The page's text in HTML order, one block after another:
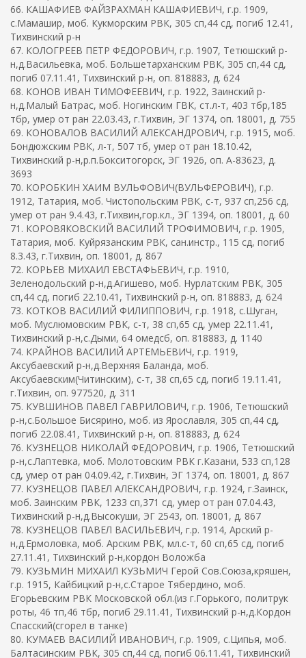
66. КАШАФИЕВ ФАЙЗРАХМАН КАШАФИЕВИЧ, г.р. 1909,
с.Мамашир, моб. Кукморским РВК, 305 сп,44 сд, погиб 12.41,
Тихвинский р-н
67. КОЛОГРЕЕВ ПЕТР ФЕДОРОВИЧ, г.р. 1907, Тетюшский р-
н,д.Васильевка, моб. Большетарханским РВК, 305 сп,44 сд,
погиб 07.11.41, Тихвинский р-н, оп. 818883, д. 624
68. КОНОВ ИВАН ТИМОФЕЕВИЧ, г.р. 1922, Заинский р-
н,д.Малый Батрас, моб. Ногинским ГВК, ст.л-т, 403 тбр,185
тбр, умер от ран 22.03.43, г.Тихвин, ЭГ 1374, оп. 18001, д. 755
69. КОНОВАЛОВ ВАСИЛИЙ АЛЕКСАНДРОВИЧ, г.р. 1915, моб.
Бондюжским РВК, л-т, 507 тб, умер от ран 18.10.42,
Тихвинский р-н,р.п.Бокситогорск, ЭГ 1926, оп. А-83623, д.
3693
70. КОРОБКИН ХАИМ ВУЛЬФОВИЧ(ВУЛЬФЕРОВИЧ), г.р.
1912, Татария, моб. Чистопольским РВК, с-т, 937 сп,256 сд,
умер от ран 9.4.43, г.Тихвин,гор.кл., ЭГ 1394, оп. 18001, д. 60
71. КОРОВЯКОВСКИЙ ВАСИЛИЙ ТРОФИМОВИЧ, г.р. 1905,
Татария, моб. Куйрязанским РВК, сан.инстр., 115 сд, погиб
8.3.43, г.Тихвин, оп. 18001, д. 867
72. КОРЬЕВ МИХАИЛ ЕВСТАФЬЕВИЧ, г.р. 1910,
Зеленодольский р-н,д.Агишево, моб. Нурлатским РВК, 305
сп,44 сд, погиб 22.10.41, Тихвинский р-н, оп. 818883, д. 624
73. КОТКОВ ВАСИЛИЙ ФИЛИППОВИЧ, г.р. 1918, с.Шуган,
моб. Муслюмовским РВК, с-т, 38 сп,65 сд, умер 22.11.41,
Тихвинский р-н,с.Дыми, 64 омедсб, оп. 818883, д. 1140
74. КРАЙНОВ ВАСИЛИЙ АРТЕМЬЕВИЧ, г.р. 1919,
Аксубаевский р-н,д.Верхняя Баланда, моб.
Аксубаевским(Читинским), с-т, 38 сп,65 сд, погиб 19.11.41,
г.Тихвин, оп. 977520, д. 311
75. КУВШИНОВ ПАВЕЛ ГАВРИЛОВИЧ, г.р. 1906, Тетюшский
р-н,с.Большое Бисярино, моб. из Ярославля, 305 сп,44 сд,
погиб 22.08.41, Тихвинский р-н, оп. 818883, д. 624
76. КУЗНЕЦОВ НИКОЛАЙ ФЕДОРОВИЧ, г.р. 1906, Тетюшский
р-н,с.Лаптевка, моб. Молотовским РВК г.Казани, 533 сп,128
сд, умер от ран 04.09.42, г.Тихвин, ЭГ 1374, оп. 18001, д. 867
77. КУЗНЕЦОВ ПАВЕЛ АЛЕКСАНДРОВИЧ, г.р. 1924, г.Заинск,
моб. Заинским РВК, 1233 сп,371 сд, умер от ран 07.04.43,
Тихвинский р-н,д.Высокуши, ЭГ 2543, оп. 18001, д. 867
78. КУЗНЕЦОВ ПАВЕЛ ВАСИЛЬЕВИЧ, г.р. 1914, Арский р-
н,д.Ермоловка, моб. Арским РВК, мл.с-т, 60 сп,65 сд, погиб
27.11.41, Тихвинский р-н,кордон Воложба
79. КУЗЬМИН МИХАИЛ КУЗЬМИЧ Герой Сов.Союза,кряшен,
г.р. 1915, Кайбицкий р-н,с.Старое Тябердино, моб.
Егорьевским РВК Московской обл.(из г.Горького, политрук
роты, 46 тп,46 тбр, погиб 29.11.41, Тихвинский р-н,д.Кордон
Спасский(сгорел в танке)
80. КУМАЕВ ВАСИЛИЙ ИВАНОВИЧ, г.р. 1909, с.Ципья, моб.
Балтасинским РВК, 305 сп,44 сд, погиб 06.11.41, Тихвинский